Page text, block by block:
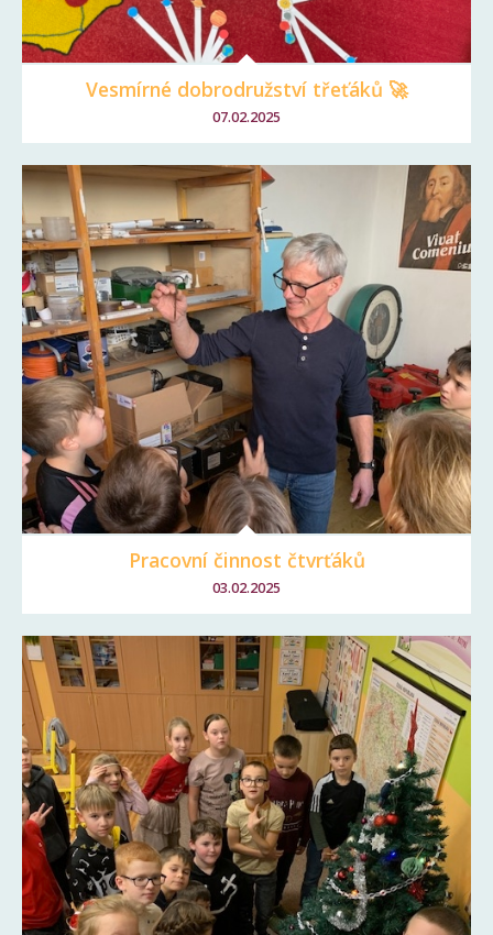
Vesmírné dobrodružství třeťáků 🚀
07.02.2025
Pracovní činnost čtvrťáků
03.02.2025